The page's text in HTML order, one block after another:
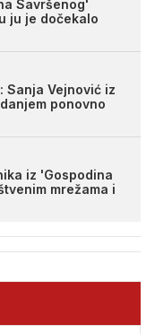
Savršenog'
ju je dočekalo
Sanja Vejnović iz
ponovno
iz 'Gospodina
mrežama i